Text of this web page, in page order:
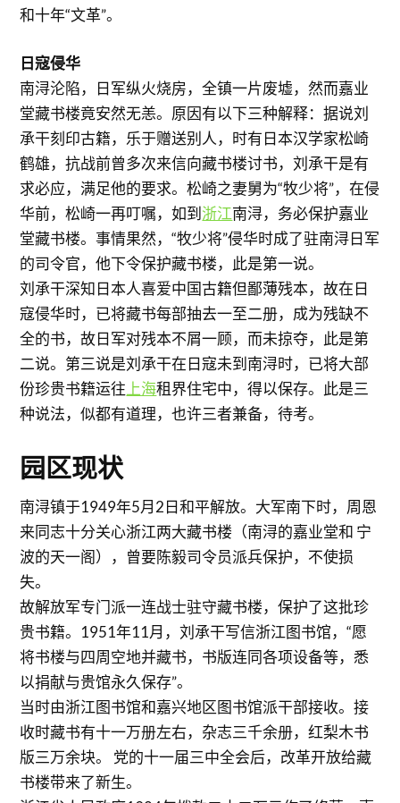
和十年“文革”。
日寇侵华
南浔沦陷，日军纵火烧房，全镇一片废墟，然而嘉业
堂藏书楼竟安然无恙。原因有以下三种解释：据说刘
承干刻印古籍，乐于赠送别人，时有日本汉学家松崎
鹤雄，抗战前曾多次来信向藏书楼讨书，刘承干是有
求必应，满足他的要求。松崎之妻舅为“牧少将”，在侵
华前，松崎一再叮嘱，如到浙江南浔，务必保护嘉业
堂藏书楼。事情果然，“牧少将”侵华时成了驻南浔日军
的司令官，他下令保护藏书楼，此是第一说。
刘承干深知日本人喜爱中国古籍但鄙薄残本，故在日
寇侵华时，已将藏书每部抽去一至二册，成为残缺不
全的书，故日军对残本不屑一顾，而未掠夺，此是第
二说。第三说是刘承干在日寇未到南浔时，已将大部
份珍贵书籍运往 上海租界住宅中，得以保存。此是三
种说法，似都有道理，也许三者兼备，待考。
园区现状
南浔镇于1949年5月2日和平解放。大军南下时，周恩
来同志十分关心浙江两大藏书楼（南浔的嘉业堂和 宁
波的天一阁），曾要陈毅司令员派兵保护，不使损
失。
故解放军专门派一连战士驻守藏书楼，保护了这批珍
贵书籍。1951年11月，刘承干写信浙江图书馆，“愿
将书楼与四周空地并藏书，书版连同各项设备等，悉
以捐献与贵馆永久保存”。
当时由浙江图书馆和嘉兴地区图书馆派干部接收。接
收时藏书有十一万册左右，杂志三千余册，红梨木书
版三万余块。 党的十一届三中全会后，改革开放给藏
书楼带来了新生。